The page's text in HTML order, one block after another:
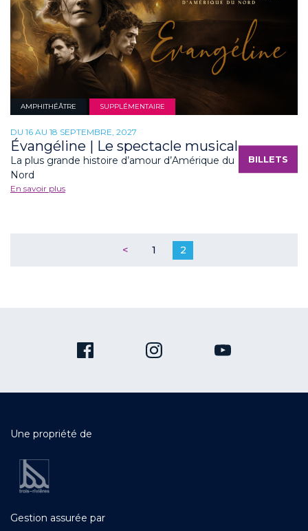
AMPHITHÉÂTRE SUPPLÉMENTAIRE
DU 16 AU 18 SEPTEMBRE, 2027
Évangéline | Le spectacle musical
La plus grande histoire d’amour d’Amérique du
Nord
En savoir plus
BILLETS
< 1 2
Une propriété de
Gestion assurée par